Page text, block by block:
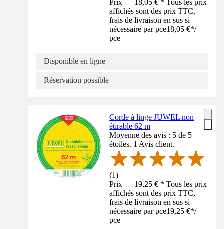
Prix — 18,05 € * Tous les prix
affichés sont des prix TTC,
frais de livraison en sus si
nécessaire par pce18,05 €*/
pce
Disponible en ligne
Réservation possible
Corde à linge JUWEL non
étirable 62 m
Moyenne des avis : 5 de 5
étoiles. 1 Avis client.
(1)
Prix — 19,25 € * Tous les prix
affichés sont des prix TTC,
frais de livraison en sus si
nécessaire par pce19,25 €*/
pce